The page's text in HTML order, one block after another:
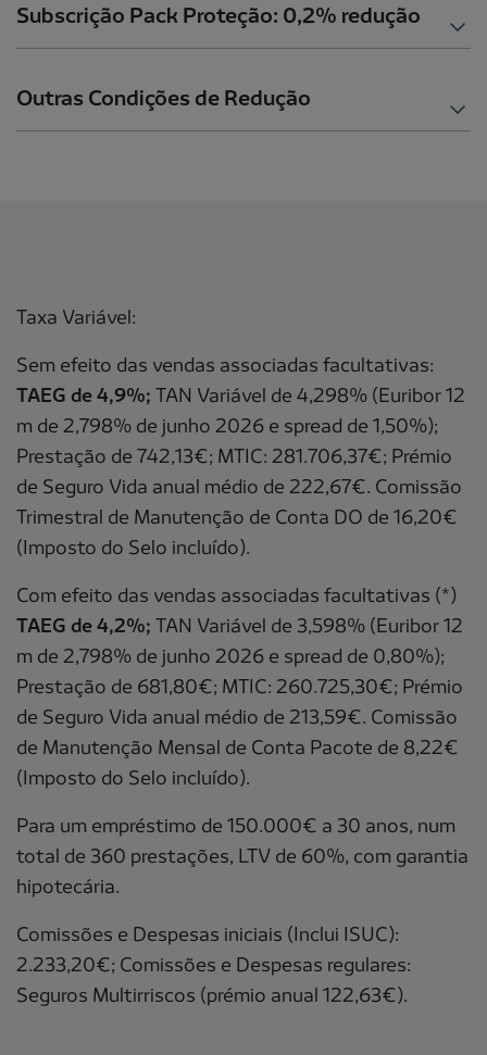
Subscrição Pack Proteção: 0,2% redução
Outras Condições de Redução
Taxa Variável:
Sem efeito das vendas associadas facultativas:
TAEG de 4,9%; TAN Variável de 4,298% (Euribor 12
m de 2,798% de junho 2026 e spread de 1,50%);
Prestação de 742,13€; MTIC: 281.706,37€; Prémio
de Seguro Vida anual médio de 222,67€. Comissão
Trimestral de Manutenção de Conta DO de 16,20€
(Imposto do Selo incluído).
Com efeito das vendas associadas facultativas (*)
TAEG de 4,2%; TAN Variável de 3,598% (Euribor 12
m de 2,798% de junho 2026 e spread de 0,80%);
Prestação de 681,80€; MTIC: 260.725,30€; Prémio
de Seguro Vida anual médio de 213,59€. Comissão
de Manutenção Mensal de Conta Pacote de 8,22€
(Imposto do Selo incluído).
Para um empréstimo de 150.000€ a 30 anos, num
total de 360 prestações, LTV de 60%, com garantia
hipotecária.
Comissões e Despesas iniciais (Inclui ISUC):
2.233,20€; Comissões e Despesas regulares:
Seguros Multirriscos (prémio anual 122,63€).